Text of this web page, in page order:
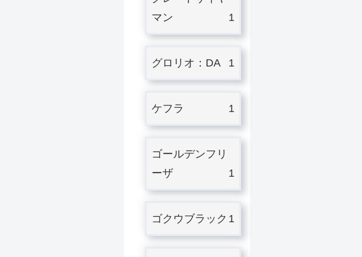
マン
1
グロリオ：DA 1
ケフラ 1
ゴールデンフリ
ーザ
1
ゴクウブラック 1